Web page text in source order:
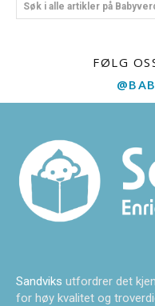
Søk i alle artikler på
FØLG
Sandviks utfordrer det
for høy kvalitet og